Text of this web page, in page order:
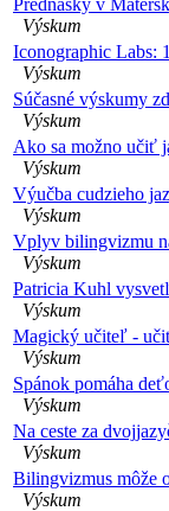
Výskum
Iconographic Labs:
Výskum
Súčasné výskumy
Výskum
Ako sa možno učiť
Výskum
Výučba cudzieho
Výskum
Vplyv bilingvizmu
Výskum
Patricia Kuhl
Výskum
Magický učiteľ -
Výskum
Spánok pomáha
Výskum
Na ceste za
Výskum
Bilingvizmus môže
Výskum